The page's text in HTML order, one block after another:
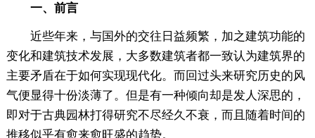
一、前言
近些年来，与国外的交往日益频繁，加之建筑功能的
变化和建筑技术发展，大多数建筑者都一致认为建筑界的
主要矛盾在于如何实现现代化。而回过头来研究历史的风
气便显得十份淡薄了。但是有一种倾向却是发人深思的，
即对于古典园林打得研究不尽经久不衰，而且随着时间的
推移似乎有愈来愈旺盛的趋势。